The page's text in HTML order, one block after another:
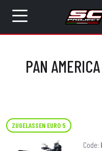
PAN
ZUGELASSEN EURO 5
Code: